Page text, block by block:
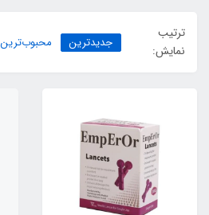
ترتیب
نمایش:
جدیدترین محبوب‌ترین